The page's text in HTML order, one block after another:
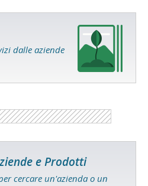
dalle aziende
e Prodotti
cercare un'azienda o un